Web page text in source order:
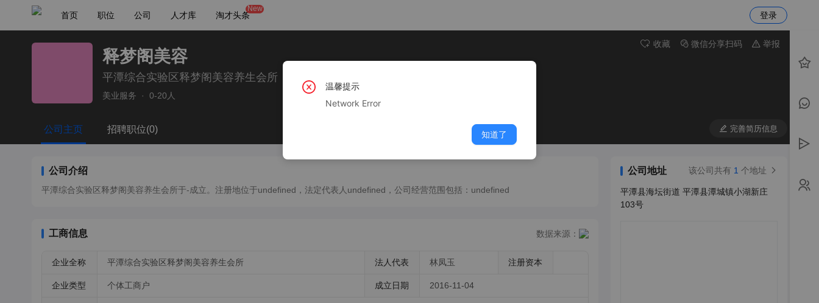
首页 职位 公司 人才库 淘才头条
New
登录
释梦阁美容
平潭综合实验区释梦阁美容养生会所
美业服务 · 0-20人
收藏 微信分享扫码 举报
公司主页 招聘职位(0) 完善简历信息
公司介绍
平潭综合实验区释梦阁美容养生会所于-成立。注册地位于undefined，法定代表人undefined，公司经营范围包括：undefined
工商信息 数据来源：
企业全称 平潭综合实验区释梦阁美容养生会所 法人代表 林凤玉 注册资本
企业类型 个体工商户 成立日期 2016-11-04
公司地址 该公司共有 1 个地址
平潭县海坛街道 平潭县潭城镇小湖新庄
103号
温馨提示
Network Error
知道了